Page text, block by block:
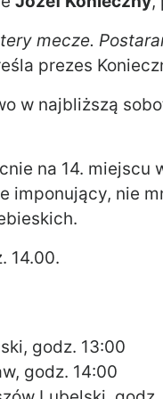
mecze.
prezes
w najbliższą
na 14.
imponujący, nie
14.00.
godz. 13:00
godz. 14:00